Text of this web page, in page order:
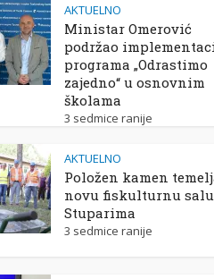
AKTUELNO
Ministar Omerović
podržao
programa „Odrastimo
zajedno“ u osnovnim
školama
3 sedmice ranije
AKTUELNO
Položen kamen
novu fiskulturnu
Stuparima
3 sedmice ranije